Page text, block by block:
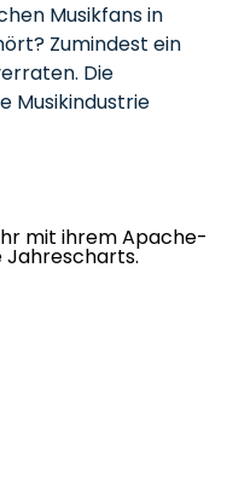
Musikfans in
Zumindest ein
Die
Musikindustrie